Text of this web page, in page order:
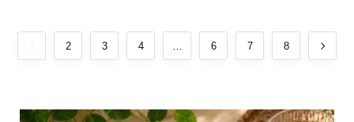
1 2 3 4 … 6 7 8